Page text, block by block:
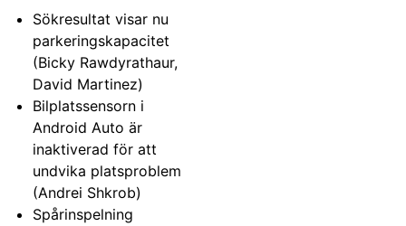
Sökresultat visar nu
parkeringskapacitet
(Bicky Rawdyrathaur,
David Martinez)
Bilplatssensorn i
Android Auto är
inaktiverad för att
undvika platsproblem
(Andrei Shkrob)
Spårinspelning